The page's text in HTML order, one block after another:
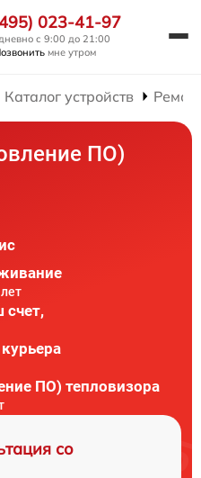
023-41-97
с 9:00 до 21:00
мне утром
Каталог устройств
ПО)
счет,
ПО) тепловизора
со